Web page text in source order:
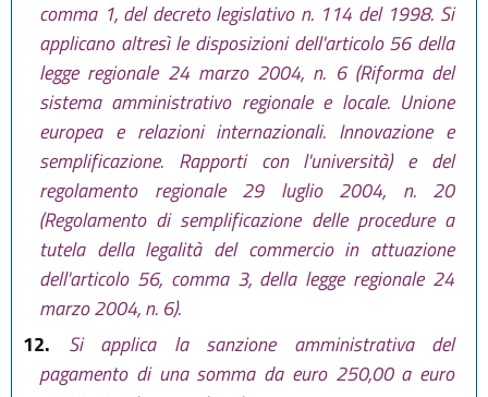
comma 1, del decreto legislativo n. 114 del 1998. Si
applicano altresì le disposizioni dell'articolo 56 della
legge regionale 24 marzo 2004, n. 6 (Riforma del
sistema amministrativo regionale e locale. Unione
europea e relazioni internazionali. Innovazione e
semplificazione. Rapporti con l'università) e del
regolamento regionale 29 luglio 2004, n. 20
(Regolamento di semplificazione delle procedure a
tutela della legalità del commercio in attuazione
dell'articolo 56, comma 3, della legge regionale 24
marzo 2004, n. 6).
12.
Si applica la sanzione amministrativa del
pagamento di una somma da euro 250,00 a euro